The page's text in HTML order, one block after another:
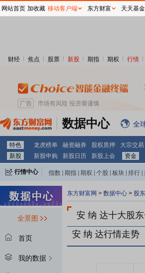
财经 焦点 股票 新股 期指 期权 行情
数据中心 全
特色 龙虎榜单 融资融券 股权质押 大宗交易
新股
新股申购 新股日历 新股上会 资金
行情中心 指数 期指 期权 个股 板块 排行
全景图
首页
我的数据
东方财富网 > 数据中心 > 股
安 纳 达十大股
安 纳 达行情走势
网站首页 加收藏 移动客户端 东方财富 天天基